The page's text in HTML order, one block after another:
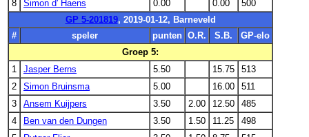
8
Simon d' Haens 0.00 0.00
500
GP 5-201819, 2019-01-12, Barneveld
#
speler punten O.R. S.B.
GP-elo
Groep 5:
1
Jasper Berns 5.50 15.75
513
2
Simon Bruinsma 5.00 16.00
511
3
Ansem Kuijpers 3.50 2.00 12.50
485
4
Ben van den Dungen 3.50 1.50 11.25
498